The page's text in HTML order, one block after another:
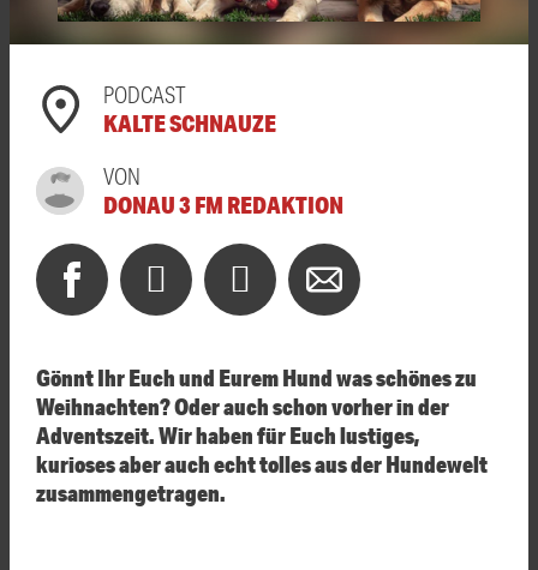
PODCAST
KALTE SCHNAUZE
VON
DONAU 3 FM REDAKTION
Gönnt Ihr Euch und Eurem Hund was schönes zu
Weihnachten? Oder auch schon vorher in der
Adventszeit. Wir haben für Euch lustiges,
kurioses aber auch echt tolles aus der Hundewelt
zusammengetragen.